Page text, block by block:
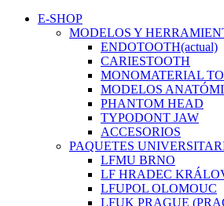
E-SHOP
MODELOS Y
ENDOTOOTH(actual)
CARIESTOOTH
MONOMATERIAL
MODELOS
PHANTOM HEAD
TYPODONT JAW
ACCESORIOS
PAQUETES
LFMU BRNO
LF HRADEC
LFUPOL OLOMOUC
LFUK PRAGUE